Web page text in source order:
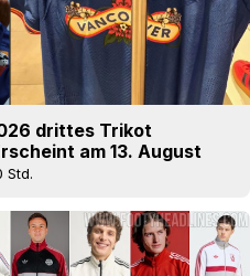
drittes Trikot
am 13. August
Std.